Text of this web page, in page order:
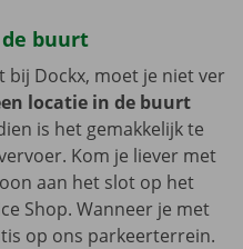
buurt
bij Dockx, moet je niet ver
locatie in de buurt
is het gemakkelijk te
Kom je liever met
aan het slot op het
Shop. Wanneer je met
op ons parkeerterrein.